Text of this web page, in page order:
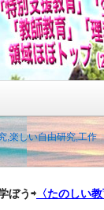
,楽しい自由研究,工作
ぼう⇨〈たのしい